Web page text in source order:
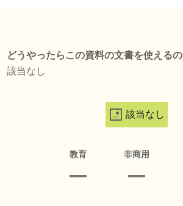
どうやったらこの資料の文書を使えるの
該当なし
該当なし
教育 非商用